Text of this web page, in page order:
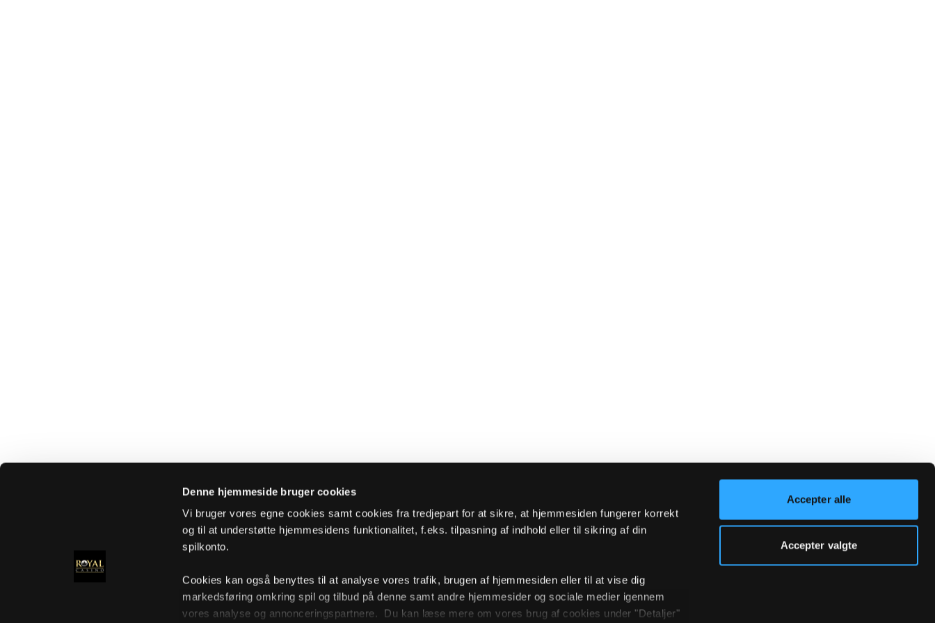
Denne hjemmeside bruger cookies
Vi bruger vores egne cookies samt cookies fra tredjepart for at sikre, at hjemmesiden fungerer korrekt
og til at understøtte hjemmesidens funktionalitet, f.eks. tilpasning af indhold eller til sikring af din
spilkonto.
Cookies kan også benyttes til at analyse vores trafik, brugen af hjemmesiden eller til at vise dig
markedsføring omkring spil og tilbud på denne samt andre hjemmesider og sociale medier igennem
vores analyse og annonceringspartnere. Du kan læse mere om vores brug af cookies under "Detaljer"
Accepter alle
Accepter valgte